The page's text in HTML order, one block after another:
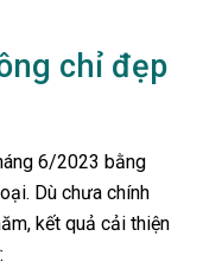
chỉ đẹp
6/2023 bằng
Dù chưa chính
kết quả cải thiện